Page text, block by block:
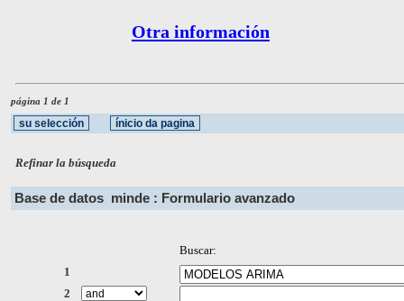
Otra información
página 1 de 1
Refinar la búsqueda
Base de datos minde : Formulario avanzado
Buscar:
1
2